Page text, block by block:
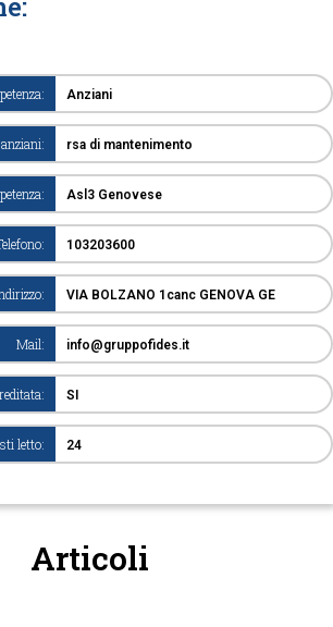
Anziani
rsa di mantenimento
Asl3 Genovese
103203600
VIA BOLZANO 1canc GENOVA GE
Mail: info@gruppofides.it
SI
letto: 24
Articoli